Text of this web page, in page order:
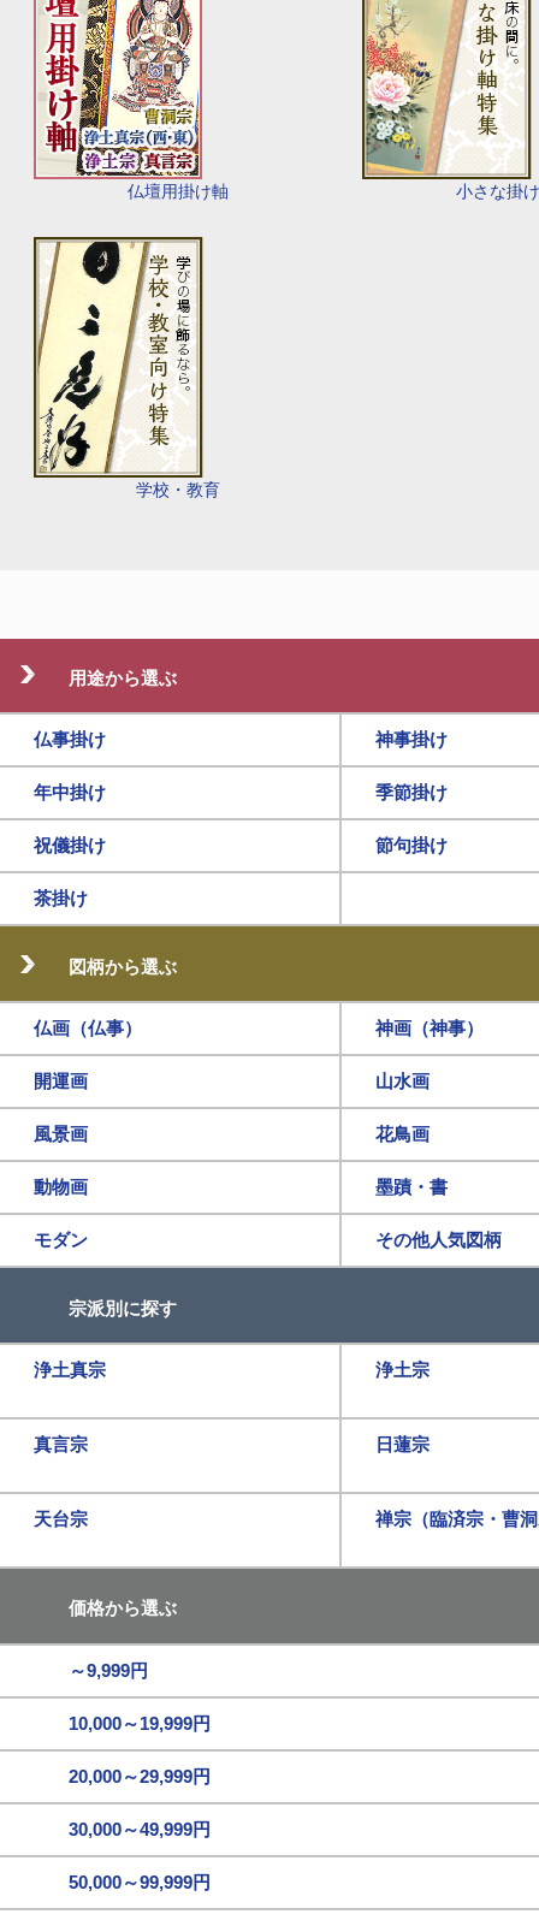
仏壇用掛け軸 小さな掛
学校・教育
用途から選ぶ
仏事掛け 神事掛け
年中掛け 季節掛け
祝儀掛け 節句掛け
茶掛け
図柄から選ぶ
仏画（仏事） 神画（神事）
開運画 山水画
風景画 花鳥画
動物画 墨蹟・書
モダン その他人気図柄
宗派別に探す
浄土真宗 浄土宗
真言宗 日蓮宗
天台宗 禅宗（臨済宗・曹
価格から選ぶ
～9,999円
10,000～19,999円
20,000～29,999円
30,000～49,999円
50,000～99,999円